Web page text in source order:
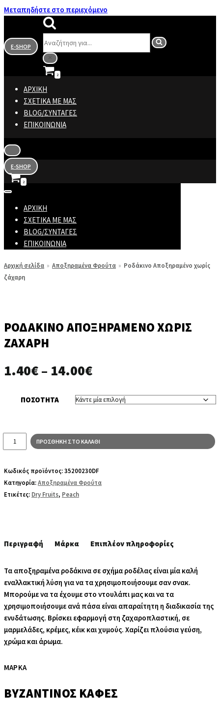
Μεταπηδήστε στο περιεχόμενο
E-SHOP
Αναζήτηση
για...
Καλάθι
2
ΑΡΧΙΚΉ
ΣΧΕΤΙΚΆ ΜΕ ΜΑΣ
BLOG/ΣΥΝΤΑΓΈΣ
ΕΠΙΚΟΙΝΩΝΊΑ
Μενού
πλοήγησης
E-SHOP
Καλάθι
2
Μενού
ΑΡΧΙΚΉ
ΣΧΕΤΙΚΆ ΜΕ ΜΑΣ
BLOG/ΣΥΝΤΑΓΈΣ
ΕΠΙΚΟΙΝΩΝΊΑ
Αρχική σελίδα » Αποξηραμένα Φρούτα » Ροδάκινο Αποξηραμένο χωρίς
ζάχαρη
ΡΟΔΆΚΙΝΟ ΑΠΟΞΗΡΑΜΈΝΟ ΧΩΡΊΣ
ΖΆΧΑΡΗ
1.40€– 14.00€Price
1.40€
through
ΠΟΣΟΤΗΤΑ
Ροδάκινο
Αποξηραμένο
ζάχαρη
ποσότητα
ΠΡΟΣΘΉΚΗ ΣΤΟ ΚΑΛΆΘΙ
Κωδικός προϊόντος:35200230DF
Κατηγορία:Αποξηραμένα Φρούτα
Ετικέτες: Dry Fruits, Peach
Περιγραφή Μάρκα Επιπλέον πληροφορίες
Τα αποξηραμένα ροδάκινα σε σχήμα ροδέλας είναι μία καλή
εναλλακτική λύση για να τα χρησιμοποιήσουμε σαν σνακ.
Μπορούμε να τα έχουμε στο ντουλάπι μας και να τα
χρησιμοποιήσουμε ανά πάσα είναι απαραίτητη η διαδικασία της
ενυδάτωσης. Βρίσκει εφαρμογή στη ζαχαροπλαστική, σε
μαρμελάδες, κρέμες, κέικ και χυμούς. Χαρίζει πλούσια γεύση,
χρώμα και άρωμα.
ΜΆΡΚΑ
ΒΥΖΑΝΤΙΝΌΣ ΚΑΦΈΣ